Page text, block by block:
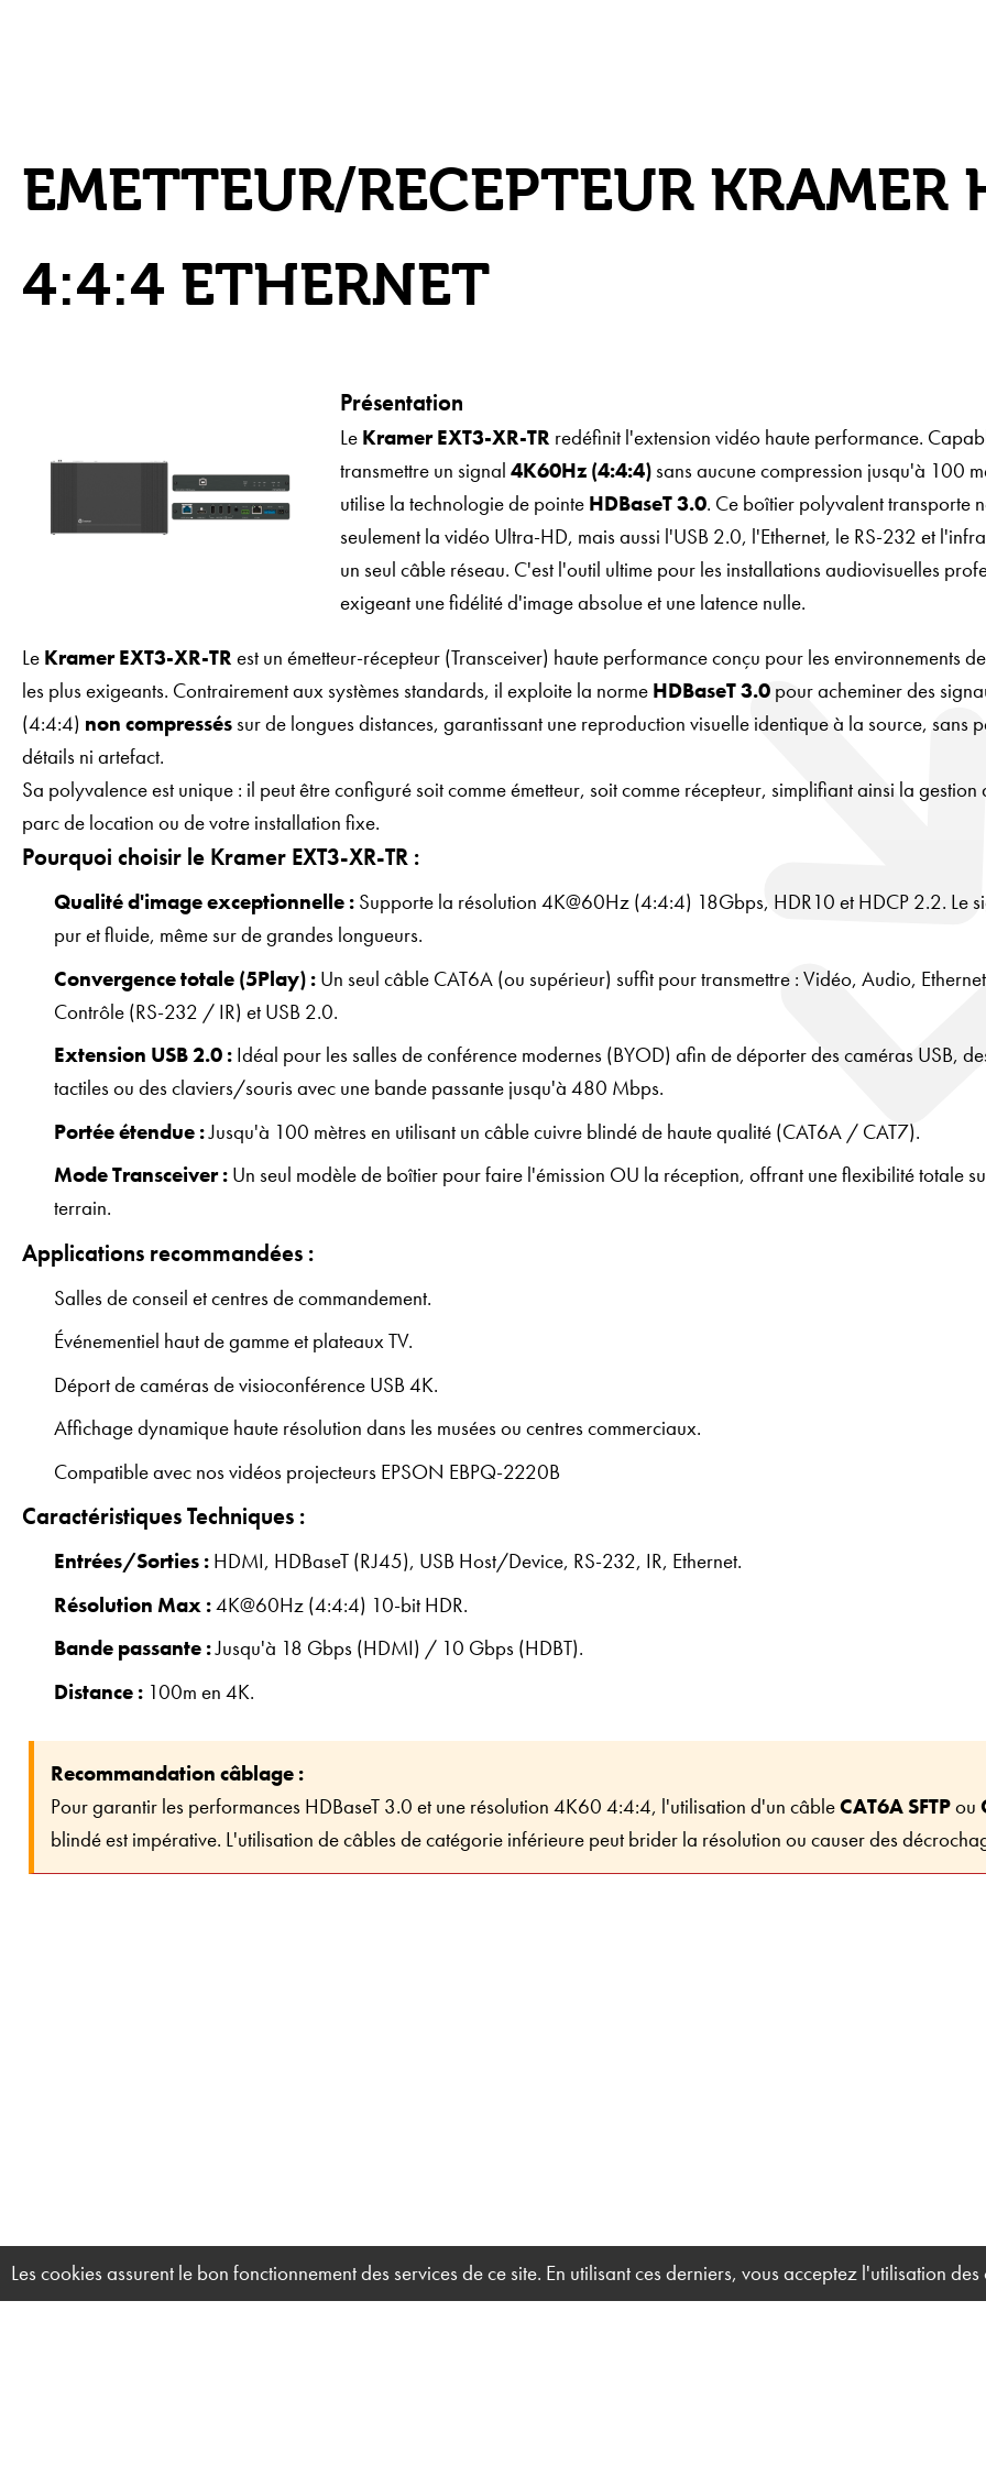
EMETTEUR/RECEPTEUR KRAMER
4:4:4 ETHERNET
Présentation
Le Kramer EXT3-XR-TR redéfinit l'extension vidéo haute performance.
transmettre un signal 4K60Hz (4:4:4)sans aucune compression jusqu'à 100
utilise la technologie de pointe HDBaseT 3.0. Ce boîtier polyvalent transporte
seulement la vidéo Ultra-HD, mais aussi l'USB 2.0, l'Ethernet, le RS-232 et
un seul câble réseau. C'est l'outil ultime pour les installations audiovisuelles
exigeant une fidélité d'image absolue et une latence nulle.
Le Kramer EXT3-XR-TR est un émetteur-récepteur (Transceiver) haute performance conçu pour les environnements
les plus exigeants. Contrairement aux systèmes standards, il exploite la norme HDBaseT 3.0 pour acheminer des
(4:4:4) non compresséssur de longues distances, garantissant une reproduction visuelle identique à la source, sans
détails ni artefact.
Sa polyvalence est unique : il peut être configuré soit comme émetteur, soit comme récepteur, simplifiant ainsi la gestion
parc de location ou de votre installation fixe.
Pourquoi choisir le Kramer EXT3-XR-TR :
Qualité d'image exceptionnelle : Supporte la résolution 4K@60Hz (4:4:4) 18Gbps, HDR10 et HDCP 2.2. Le
pur et fluide, même sur de grandes longueurs.
Convergence totale (5Play) : Un seul câble CAT6A (ou supérieur) suffit pour transmettre : Vidéo, Audio,
Contrôle (RS-232 / IR) et USB 2.0.
Extension USB 2.0 : Idéal pour les salles de conférence modernes (BYOD) afin de déporter des caméras USB,
tactiles ou des claviers/souris avec une bande passante jusqu'à 480 Mbps.
Portée étendue :Jusqu'à 100 mètres en utilisant un câble cuivre blindé de haute qualité (CAT6A / CAT7).
Mode Transceiver : Un seul modèle de boîtier pour faire l'émission OU la réception, offrant une flexibilité totale
terrain.
Applications recommandées :
Salles de conseil et centres de commandement.
Événementiel haut de gamme et plateaux TV.
Déport de caméras de visioconférence USB 4K.
Affichage dynamique haute résolution dans les musées ou centres commerciaux.
Compatible avec nos vidéos projecteurs EPSON EBPQ-2220B
Caractéristiques Techniques :
Entrées/Sorties : HDMI, HDBaseT (RJ45), USB Host/Device, RS-232, IR, Ethernet.
Résolution Max :4K@60Hz (4:4:4) 10-bit HDR.
Bande passante :Jusqu'à 18 Gbps (HDMI) / 10 Gbps (HDBT).
Distance : 100m en 4K.
Recommandation câblage :
Pour garantir les performances HDBaseT 3.0 et une résolution 4K60 4:4:4, l'utilisation d'un câbleCAT6A SFTPou
blindé est impérative. L'utilisation de câbles de catégorie inférieure peut brider la résolution ou causer des
Les cookies assurent le bon fonctionnement des services de ce site. En utilisant ces derniers, vous acceptez l'utilisation des